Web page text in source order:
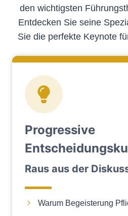
den wichtigsten
Entdecken Sie seine
Sie die perfekte Keynote
Progressive
Raus aus der
Warum Begeisterung